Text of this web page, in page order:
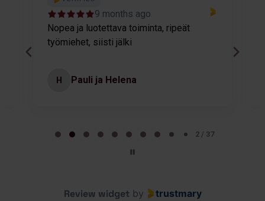
9 months ago
Nopea ja luotettava toiminta, ripeät
työmiehet, siisti jälki
H Pauli ja Helena
2 / 37
Review widget by trustmary